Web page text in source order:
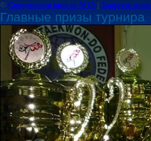
© Спортивная школа №15 | Закрыть окно
Главные призы турнира